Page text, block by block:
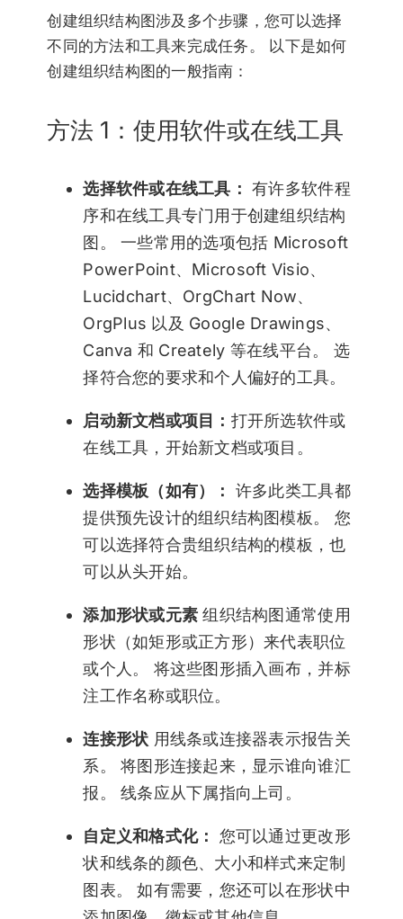
创建组织结构图涉及多个步骤，您可以选择
不同的方法和工具来完成任务。 以下是如何
创建组织结构图的一般指南：
方法 1：使用软件或在线工具
选择软件或在线工具：有许多软件程
序和在线工具专门用于创建组织结构
图。 一些常用的选项包括 Microsoft
PowerPoint、Microsoft Visio、
Lucidchart、OrgChart Now、
OrgPlus 以及 Google Drawings、
Canva 和 Creately 等在线平台。 选
择符合您的要求和个人偏好的工具。
启动新文档或项目： 打开所选软件或
在线工具，开始新文档或项目。
选择模板（如有）：
许多此类工具都
提供预先设计的组织结构图模板。 您
可以选择符合贵组织结构的模板，也
可以从头开始。
添加形状或元素组织结构图通常使用
形状（如矩形或正方形）来代表职位
或个人。 将这些图形插入画布，并标
注工作名称或职位。
连接形状 用线条或连接器表示报告关
系。 将图形连接起来，显示谁向谁汇
报。 线条应从下属指向上司。
自定义和格式化： 您可以通过更改形
状和线条的颜色、大小和样式来定制
图表。 如有需要，您还可以在形状中